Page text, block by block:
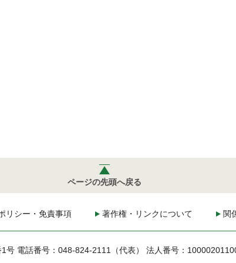
ページの先頭へ戻る
リシー・免責事項 著作権・リンクについて 関
1号 電話番号：048-824-2111（代表） 法人番号：